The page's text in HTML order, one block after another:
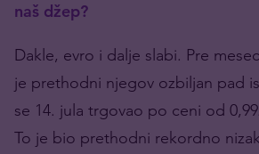
naš džep?
Dakle, evro i dalje slabi. Pre
je prethodni njegov ozbiljan pad
se 14. jula trgovao po ceni od
To je bio prethodni rekordno